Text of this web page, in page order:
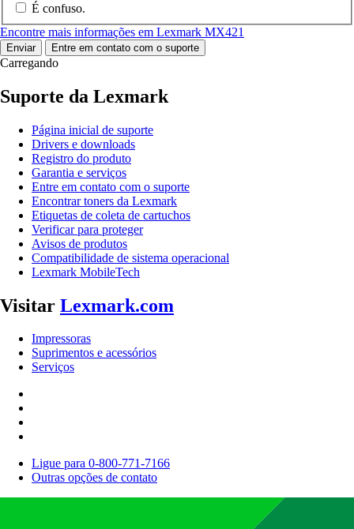
É confuso.
Encontre mais informações em Lexmark MX421
Enviar Entre em contato com o suporte
Carregando
Suporte da Lexmark
Página inicial de suporte
Drivers e downloads
Registro do produto
Garantia e serviços
Entre em contato com o suporte
Encontrar toners da Lexmark
Etiquetas de coleta de cartuchos
Verificar para proteger
Avisos de produtos
Compatibilidade de sistema operacional
Lexmark MobileTech
Visitar Lexmark.com
Impressoras
Suprimentos e acessórios
Serviços
Ligue para 0-800-771-7166
Outras opções de contato